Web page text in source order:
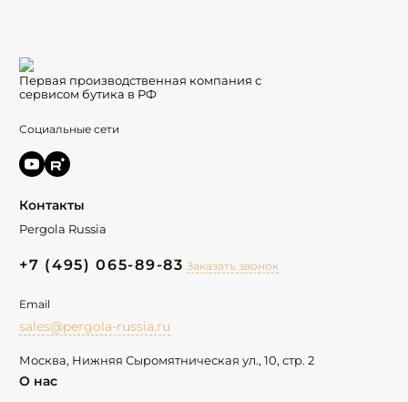
Первая производственная компания с
сервисом бутика в РФ
Социальные сети
О нас
Контакты
Pergola Russia
+7 (495) 065-89-83 Заказать звонок
Email
sales@pergola-russia.ru
Москва, Нижняя Сыромятническая ул., 10, стр. 2